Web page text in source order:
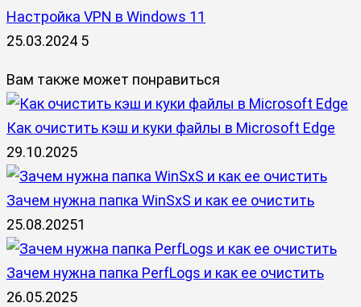
Настройка VPN в Windows 11
25.03.2024 5
Вам также может понравиться
Как очистить кэш и куки файлы в Microsoft Edge
29.10.2025
Зачем нужна папка WinSxS и как ее очистить
25.08.20251
Зачем нужна папка PerfLogs и как ее очистить
26.05.2025